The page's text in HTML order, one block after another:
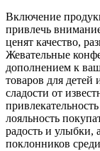
Включение
привлечь
ценят качество,
Жевательные
дополнением к
товаров для
сладости от
лояльность
радость и улыбки,
поклонников